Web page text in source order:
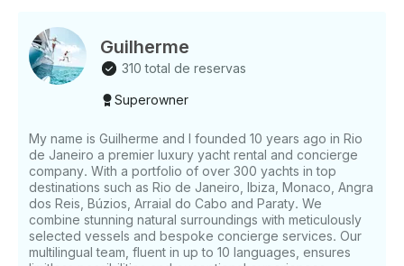
Guilherme
310 total de reservas
Superowner
My name is Guilherme and I founded 10 years ago in Rio
de Janeiro a premier luxury yacht rental and concierge
company. With a portfolio of over 300 yachts in top
destinations such as Rio de Janeiro, Ibiza, Monaco, Angra
dos Reis, Búzios, Arraial do Cabo and Paraty. We
combine stunning natural surroundings with meticulously
selected vessels and bespoke concierge services. Our
multilingual team, fluent in up to 10 languages, ensures